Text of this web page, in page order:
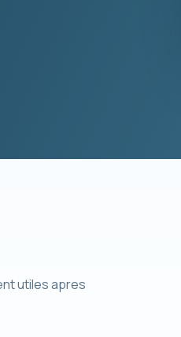
utiles apres